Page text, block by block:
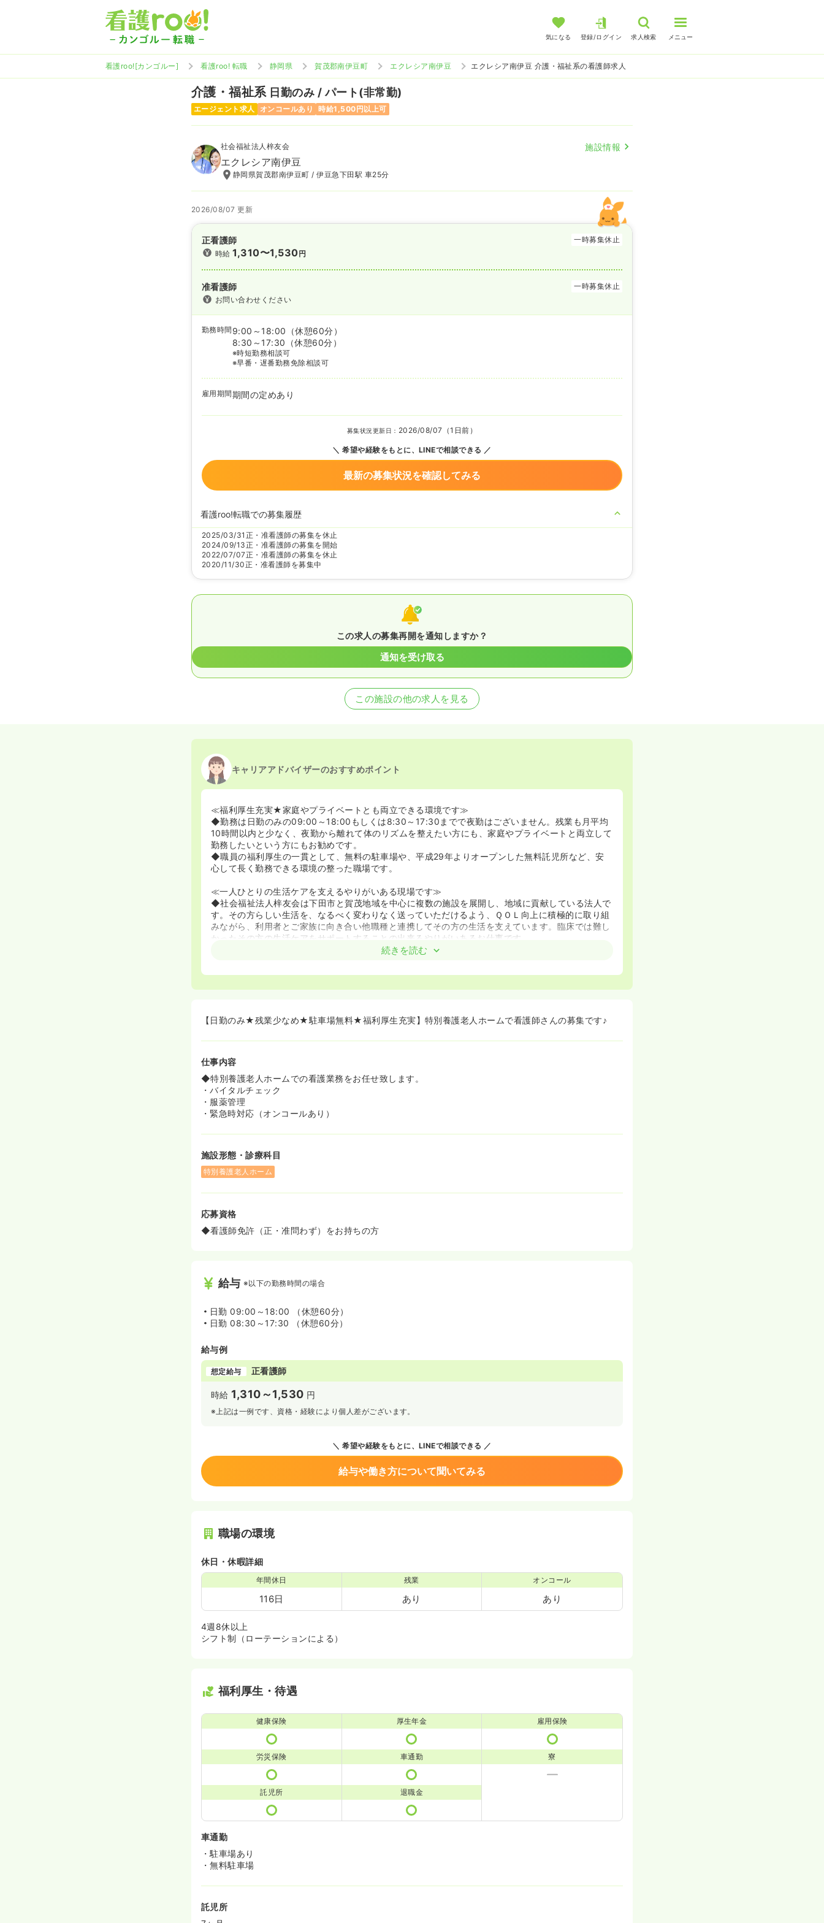
気になる 登録/ログイン 求人検索 メニュー
看護roo![カンゴルー] 看護roo! 転職 静岡県 賀茂郡南伊豆町 エクレシア南伊豆 エクレシア南伊豆 介護・福祉系の看護師求人
介護・福祉系 日勤のみ / パート(非常勤)
エージェント求人 オンコールあり 時給1,500円以上可
社会福祉法人梓友会 施設情報
エクレシア南伊豆
静岡県賀茂郡南伊豆町 / 伊豆急下田駅 車25分
2026/08/07 更新
正看護師
一時募集休止
時給1,310〜1,530円
准看護師
一時募集休止
お問い合わせください
勤務時間 9:00～18:00
（休憩60分）
8:30～17:30
（休憩60分）
※時短勤務相談可
※早番・遅番勤務免除相談可
雇用期間期間の定めあり
募集状況更新日： 2026/08/07（1日前）
希望や経験をもとに、LINEで相談できる
最新の募集状況を確認してみる
看護roo!転職での募集履歴
2025/03/31 正・准看護師の募集を休止
2024/09/13正・准看護師の募集を開始
2022/07/07正・准看護師の募集を休止
2020/11/30正・准看護師を募集中
この求人の募集再開を通知しますか？
通知を受け取る
この施設の他の求人を見る
キャリアアドバイザーのおすすめポイント
≪福利厚生充実★家庭やプライベートとも両立できる環境です≫
◆勤務は日勤のみの09:00～18:00もしくは8:30～17:30までで夜勤はございません。残業も月平均
10時間以内と少なく、夜勤から離れて体のリズムを整えたい方にも、家庭やプライベートと両立して
勤務したいという方にもお勧めです。
◆職員の福利厚生の一貫として、無料の駐車場や、平成29年よりオープンした無料託児所など、安
心して長く勤務できる環境の整った職場です。
≪一人ひとりの生活ケアを支えるやりがいある現場です≫
◆社会福祉法人梓友会は下田市と賀茂地域を中心に複数の施設を展開し、地域に貢献している法人で
す。その方らしい生活を、なるべく変わりなく送っていただけるよう、ＱＯＬ向上に積極的に取り組
みながら、利用者とご家族に向き合い他職種と連携してその方の生活を支えています。臨床では難し
かったその方の生活ケアをサポートすることの出来るやりがいあるお仕事です。
続きを読む
【日勤のみ★残業少なめ★駐車場無料★福利厚生充実】特別養護老人ホームで看護師さんの募集です♪
仕事内容
◆特別養護老人ホームでの看護業務をお任せ致します。
・バイタルチェック
・服薬管理
・緊急時対応（オンコールあり）
施設形態・診療科目
特別養護老人ホーム
応募資格
◆看護師免許（正・准問わず）をお持ちの方
給与 ※以下の勤務時間の場合
日勤 09:00～18:00 （休憩60分）
日勤 08:30～17:30 （休憩60分）
給与例
想定給与 正看護師
時給 1,310～1,530 円
※上記は一例です、資格・経験により個人差がございます。
希望や経験をもとに、LINEで相談できる
給与や働き方について聞いてみる
職場の環境
休日・休暇詳細
年間休日
116日
残業
あり
オンコール
あり
4週8休以上
シフト制（ローテーションによる）
福利厚生・待遇
健康保険 厚生年金 雇用保険
労災保険 車通勤 寮
託児所 退職金
車通勤
・駐車場あり
・無料駐車場
託児所